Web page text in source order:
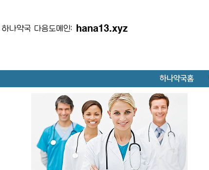
하나약국 다음도메인: hana13.xyz
하나약국홈